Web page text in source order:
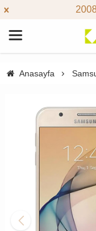
Anasayfa